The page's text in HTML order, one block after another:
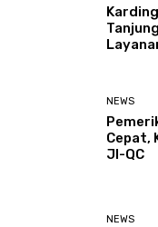
NEWS
Cepat,
JI-QC
NEWS